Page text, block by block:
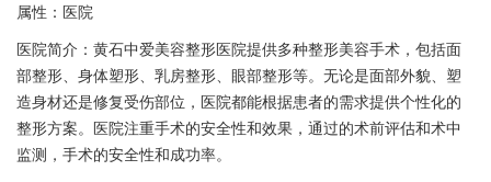
属性：医院
医院简介：黄石中爱美容整形医院提供多种整形美容手术，包括面
部整形、身体塑形、乳房整形、眼部整形等。无论是面部外貌、塑
造身材还是修复受伤部位，医院都能根据患者的需求提供个性化的
整形方案。医院注重手术的安全性和效果，通过的术前评估和术中
监测，手术的安全性和成功率。